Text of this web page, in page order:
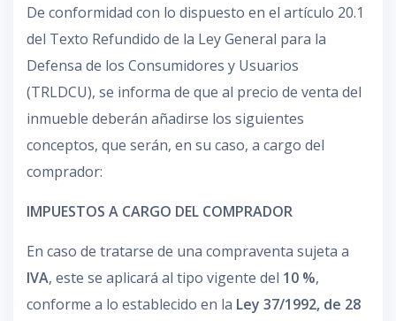
De conformidad con lo dispuesto en el artículo 20.1
del Texto Refundido de la Ley General para la
Defensa de los Consumidores y Usuarios
(TRLDCU), se informa de que al precio de venta del
inmueble deberán añadirse los siguientes
conceptos, que serán, en su caso, a cargo del
comprador:
IMPUESTOS A CARGO DEL COMPRADOR
En caso de tratarse de una compraventa sujeta a
IVA, este se aplicará al tipo vigente del 10 %,
conforme a lo establecido en la Ley 37/1992, de 28